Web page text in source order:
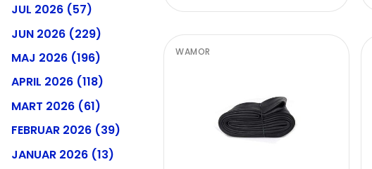
JUL 2026 (57)
JUN 2026 (229)
MAJ 2026 (196)
APRIL 2026 (118)
MART 2026 (61)
FEBRUAR 2026 (39)
JANUAR 2026 (13)
WAMOR